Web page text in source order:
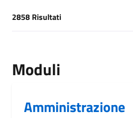
[results] Risultati
2858 Risultati
Moduli
Amministrazione